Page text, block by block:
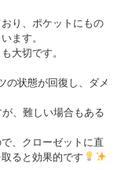
り、ポケットにもの
ます。
大切です。
の状態が回復し、ダメ
、難しい場合もある
、クローゼットに直
ると効果的です